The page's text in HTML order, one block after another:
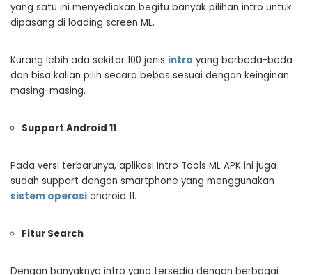
yang satu ini menyediakan begitu banyak pilihan intro untuk
dipasang di loading screen ML.
Kurang lebih ada sekitar 100 jenis intro yang berbeda-beda
dan bisa kalian pilih secara bebas sesuai dengan keinginan
masing-masing.
Support Android 11
Pada versi terbarunya, aplikasi Intro Tools ML APK ini juga
sudah support dengan smartphone yang menggunakan
sistem operasi android 11.
Fitur Search
Dengan banyaknya intro yang tersedia dengan berbagai